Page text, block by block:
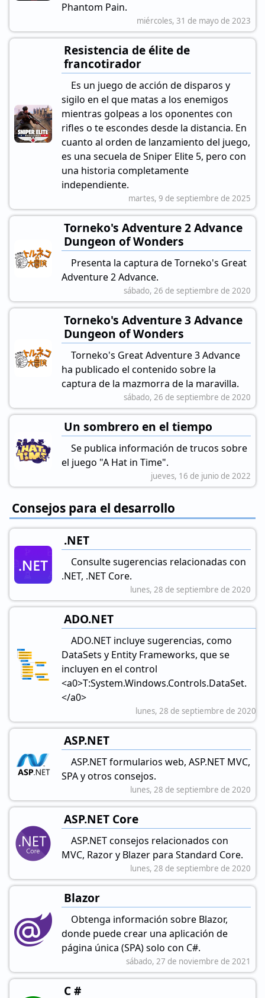
Phantom Pain.
miércoles, 31 de mayo de 2023
Resistencia de élite de
francotirador
Es un juego de acción de disparos y
sigilo en el que matas a los enemigos
mientras golpeas a los oponentes con
rifles o te escondes desde la distancia. En
cuanto al orden de lanzamiento del juego,
es una secuela de Sniper Elite 5, pero con
una historia completamente
independiente.
martes, 9 de septiembre de 2025
Torneko's Adventure 2 Advance
Dungeon of Wonders
Presenta la captura de Torneko's Great
Adventure 2 Advance.
sábado, 26 de septiembre de 2020
Torneko's Adventure 3 Advance
Dungeon of Wonders
Torneko's Great Adventure 3 Advance
ha publicado el contenido sobre la
captura de la mazmorra de la maravilla.
sábado, 26 de septiembre de 2020
Un sombrero en el tiempo
Se publica información de trucos sobre
el juego "A Hat in Time".
jueves, 16 de junio de 2022
Consejos para el desarrollo
.NET
Consulte sugerencias relacionadas con
.NET, .NET Core.
lunes, 28 de septiembre de 2020
ADO.NET
ADO.NET incluye sugerencias, como
DataSets y Entity Frameworks, que se
incluyen en el control
<a0>T:System.Windows.Controls.DataSet.
</a0>
lunes, 28 de septiembre de 2020
ASP.NET
ASP.NET formularios web, ASP.NET MVC,
SPA y otros consejos.
lunes, 28 de septiembre de 2020
ASP.NET Core
ASP.NET consejos relacionados con
MVC, Razor y Blazer para Standard Core.
lunes, 28 de septiembre de 2020
Blazor
Obtenga información sobre Blazor,
donde puede crear una aplicación de
página única (SPA) solo con C#.
sábado, 27 de noviembre de 2021
C #